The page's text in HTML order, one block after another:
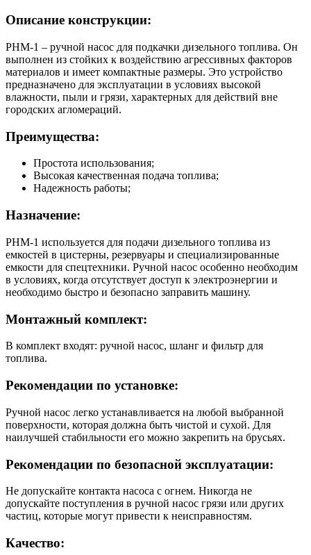
Описание конструкции:
РНМ-1 – ручной насос для подкачки дизельного топлива. Он
выполнен из стойких к воздействию агрессивных факторов
материалов и имеет компактные размеры. Это устройство
предназначено для эксплуатации в условиях высокой
влажности, пыли и грязи, характерных для действий вне
городских агломераций.
Преимущества:
Простота использования;
Высокая качественная подача топлива;
Надежность работы;
Назначение:
РНМ-1 используется для подачи дизельного топлива из
емкостей в цистерны, резервуары и специализированные
емкости для спецтехники. Ручной насос особенно необходим
в условиях, когда отсутствует доступ к электроэнергии и
необходимо быстро и безопасно заправить машину.
Монтажный комплект:
В комплект входят: ручной насос, шланг и фильтр для
топлива.
Рекомендации по установке:
Ручной насос легко устанавливается на любой выбранной
поверхности, которая должна быть чистой и сухой. Для
наилучшей стабильности его можно закрепить на брусьях.
Рекомендации по безопасной эксплуатации:
Не допускайте контакта насоса с огнем. Никогда не
допускайте поступления в ручной насос грязи или других
частиц, которые могут привести к неисправностям.
Качество: